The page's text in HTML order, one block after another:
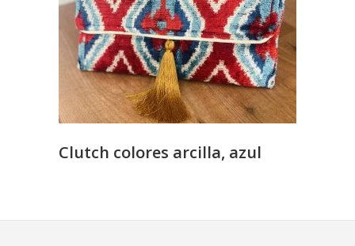
Clutch colores arcilla, azul